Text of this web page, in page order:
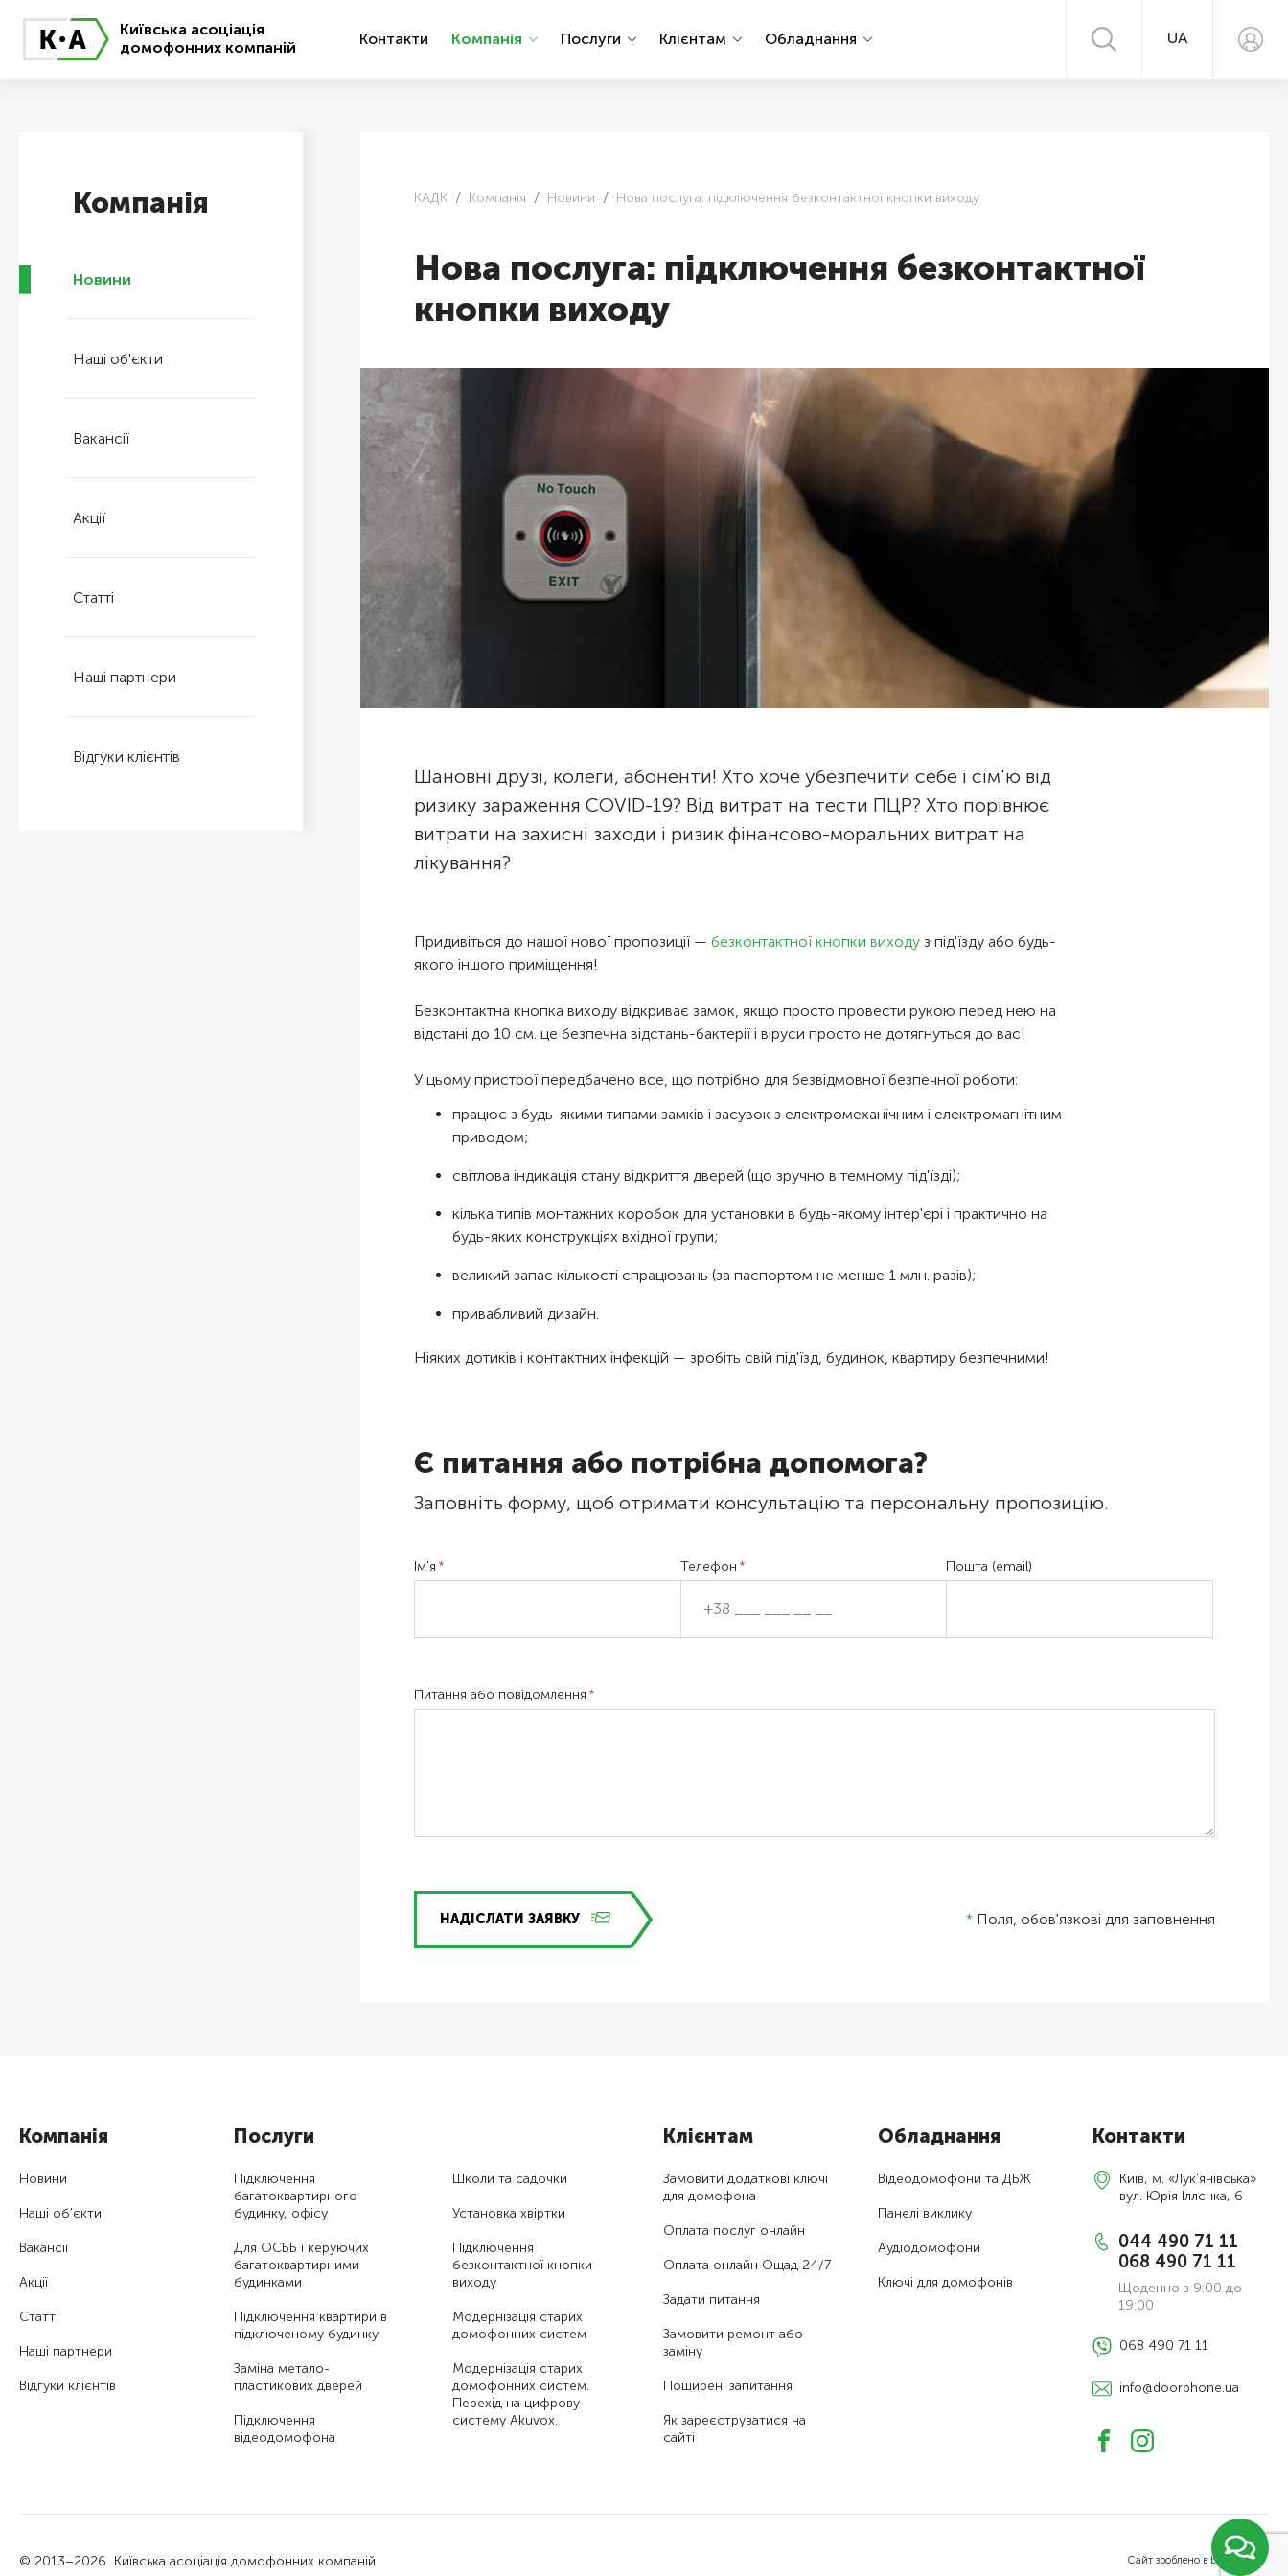
Київська асоціація
домофонних компаній
UA
Контакти Компанія Послуги Клієнтам Обладнання
Компанія
Новини
Наші об'єкти
Вакансії
Акції
Статті
Наші партнери
Відгуки клієнтів
КАДК Компанія Новини Нова послуга: підключення безконтактної кнопки виходу
Нова послуга: підключення безконтактної
кнопки виходу
Шановні друзі, колеги, абоненти! Хто хоче убезпечити себе і сім'ю від
ризику зараження COVID-19? Від витрат на тести ПЦР? Хто порівнює
витрати на захисні заходи і ризик фінансово-моральних витрат на
лікування?
Придивіться до нашої нової пропозиції — безконтактної кнопки виходу з під'їзду або будь-
якого іншого приміщення!
Безконтактна кнопка виходу відкриває замок, якщо просто провести рукою перед нею на
відстані до 10 см. це безпечна відстань-бактерії і віруси просто не дотягнуться до вас!
У цьому пристрої передбачено все, що потрібно для безвідмовної безпечної роботи:
працює з будь-якими типами замків і засувок з електромеханічним і електромагнітним
приводом;
світлова індикація стану відкриття дверей (що зручно в темному під'їзді);
кілька типів монтажних коробок для установки в будь-якому інтер'єрі і практично на
будь-яких конструкціях вхідної групи;
великий запас кількості спрацювань (за паспортом не менше 1 млн. разів);
привабливий дизайн.
Ніяких дотиків і контактних інфекцій — зробіть свій під'їзд, будинок, квартиру безпечними!
Є питання або потрібна допомога?
Заповніть форму, щоб отримати консультацію та персональну пропозицію.
Ім'я Телефон Пошта (email)
Питання або повідомлення
* Поля, обов'язкові для заповнення
НАДІСЛАТИ ЗАЯВКУ
Компанія
Новини
Наші об'єкти
Вакансії
Акції
Статті
Наші партнери
Відгуки клієнтів
Послуги
Підключення
багатоквартирного
будинку, офісу
Для ОСББ і керуючих
багатоквартирними
будинками
Підключення квартири в
підключеному будинку
Заміна метало-
пластикових дверей
Підключення
відеодомофона
Школи та садочки
Установка хвіртки
Підключення
безконтактної кнопки
виходу
Модернізація старих
домофонних систем
Модернізація старих
домофонних систем.
Перехід на цифрову
систему Akuvox.
Клієнтам
Замовити додаткові ключі
для домофона
Оплата послуг онлайн
Оплата онлайн Ощад 24/7
Задати питання
Замовити ремонт або
заміну
Поширені запитання
Як зареєструватися на
сайті
Обладнання
Відеодомофони та ДБЖ
Панелі виклику
Аудіодомофони
Ключі для домофонів
Контакти
Київ, м. «Лук'янівська»
вул. Юрія Іллєнка, 6
044 490 71 11
068 490 71 11
Щоденно з 9:00 до
19:00
068 490 71 11
info@doorphone.ua
© 2013–2026 Київська асоціація домофонних компаній Сайт зроблено в bord.agency